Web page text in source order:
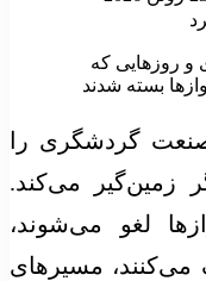
صنعت گردشگری را
زمین‌گیر می‌کند.
لغو می‌شوند،
می‌کنند، مسیرهای